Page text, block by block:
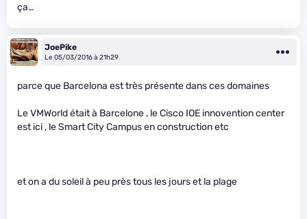
ça…
JoePike
Le 05/03/2016 à 21h29
parce que Barcelona est très présente dans ces domaines
Le VMWorld était à Barcelone , le Cisco IOE innovention center
est ici , le Smart City Campus en construction etc
et on a du soleil à peu près tous les jours et la plage